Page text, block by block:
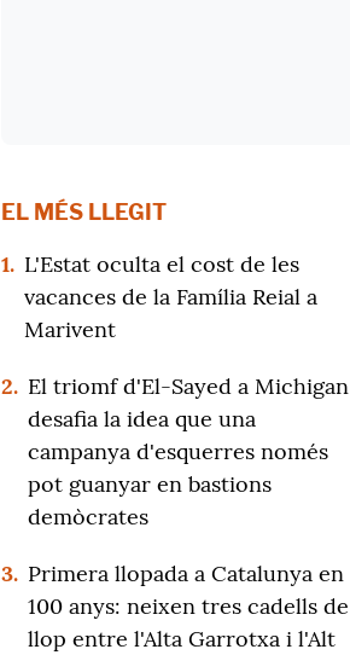
EL MÉS LLEGIT
1. L'Estat oculta el cost de les
vacances de la Família Reial a
Marivent
2. El triomf d'El-Sayed a Michigan
desafia la idea que una
campanya d'esquerres només
pot guanyar en bastions
demòcrates
3. Primera llopada a Catalunya en
100 anys: neixen tres cadells de
llop entre l'Alta Garrotxa i l'Alt